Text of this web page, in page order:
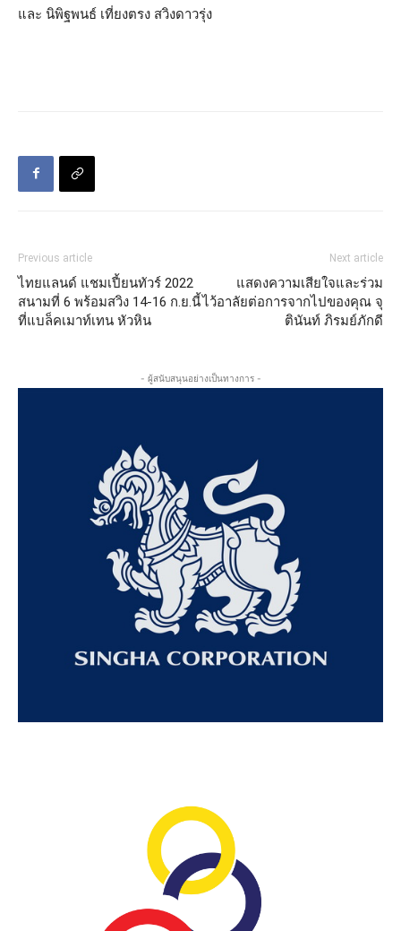
และ นิพิฐพนธ์ เที่ยงตรง สวิงดาวรุ่ง
Previous article
ไทยแลนด์ แชมเปี้ยนทัวร์ 2022
สนามที่ 6 พร้อมสวิง 14-16 ก.ย.นี้
ที่แบล็คเมาท์เทน หัวหิน
Next article
แสดงความเสียใจและร่วม
ไว้อาลัยต่อการจากไปของคุณ จุ
ตินันท์ ภิรมย์ภักดี
- ผู้สนับสนุนอย่างเป็นทางการ -